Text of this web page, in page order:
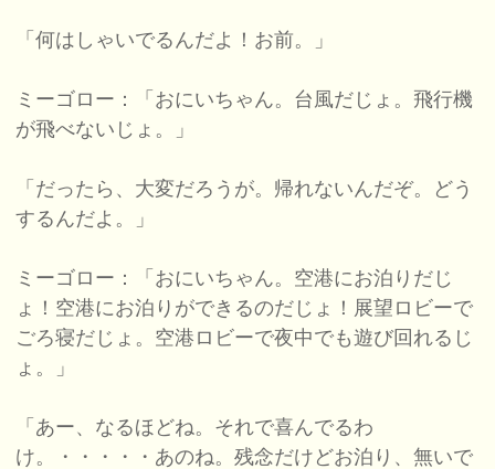
「何はしゃいでるんだよ！お前。」
ミーゴロー：「おにいちゃん。台風だじょ。飛行機
が飛べないじょ。」
「だったら、大変だろうが。帰れないんだぞ。どう
するんだよ。」
ミーゴロー：「おにいちゃん。空港にお泊りだじ
ょ！空港にお泊りができるのだじょ！展望ロビーで
ごろ寝だじょ。空港ロビーで夜中でも遊び回れるじ
ょ。」
「あー、なるほどね。それで喜んでるわ
け。・・・・・あのね。残念だけどお泊り、無いで